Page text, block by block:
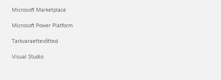
Microsoft Marketplace
Microsoft Power Platform
Tarkvaraettevõtted
Visual Studio